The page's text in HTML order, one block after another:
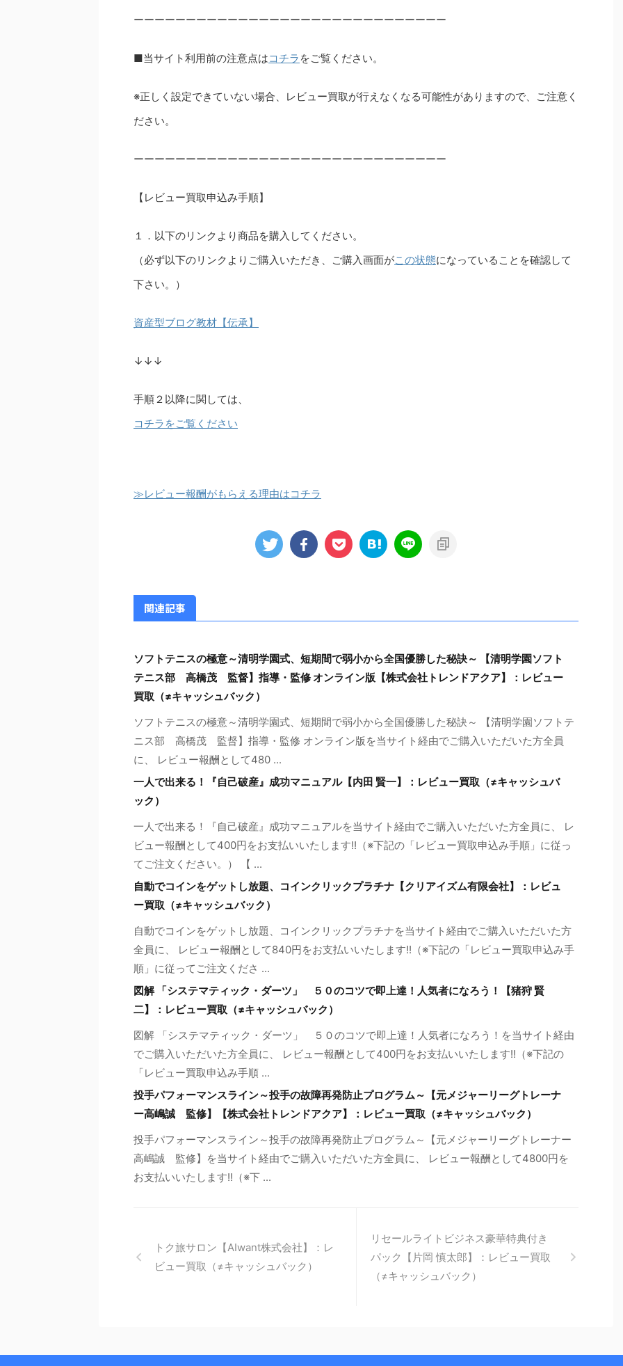
ーーーーーーーーーーーーーーーーーーーーーーーーーーーーーー
■当サイト利用前の注意点はコチラ をご覧ください。
※正しく設定できていない場合、レビュー買取が行えなくなる可能性がありますので、ご注意く
ださい。
ーーーーーーーーーーーーーーーーーーーーーーーーーーーーーー
【レビュー買取申込み手順】
１．以下のリンクより商品を購入してください。
（必ず以下のリンクよりご購入いただき、ご購入画面がこの状態になっていることを確認して
下さい。）
資産型ブログ教材【伝承】
↓↓↓
手順２以降に関しては、
コチラをご覧ください
≫レビュー報酬がもらえる理由はコチラ
関連記事
ソフトテニスの極意～清明学園式、短期間で弱小から全国優勝した秘訣～ 【清明学園ソフト
テニス部 高橋茂 監督】指導・監修 オンライン版【株式会社トレンドアクア】：レビュー
買取（≠キャッシュバック）
ソフトテニスの極意～清明学園式、短期間で弱小から全国優勝した秘訣～ 【清明学園ソフトテ
ニス部 高橋茂 監督】指導・監修 オンライン版を当サイト経由でご購入いただいた方全員
に、 レビュー報酬として480 ...
一人で出来る！『自己破産』成功マニュアル【内田 賢一】：レビュー買取（≠キャッシュバ
ック）
一人で出来る！『自己破産』成功マニュアルを当サイト経由でご購入いただいた方全員に、 レ
ビュー報酬として400円をお支払いいたします!!（※下記の「レビュー買取申込み手順」に従っ
てご注文ください。） 【 ...
自動でコインをゲットし放題、コインクリックプラチナ【クリアイズム有限会社】：レビュ
ー買取（≠キャッシュバック）
自動でコインをゲットし放題、コインクリックプラチナを当サイト経由でご購入いただいた方
全員に、 レビュー報酬として840円をお支払いいたします!!（※下記の「レビュー買取申込み手
順」に従ってご注文くださ ...
図解 「システマティック・ダーツ」 ５０のコツで即上達！人気者になろう！【猪狩 賢
二】：レビュー買取（≠キャッシュバック）
図解 「システマティック・ダーツ」 ５０のコツで即上達！人気者になろう！を当サイト経由
でご購入いただいた方全員に、 レビュー報酬として400円をお支払いいたします!!（※下記の
「レビュー買取申込み手順 ...
投手パフォーマンスライン～投手の故障再発防止プログラム～【元メジャーリーグトレーナ
ー高嶋誠 監修】【株式会社トレンドアクア】：レビュー買取（≠キャッシュバック）
投手パフォーマンスライン～投手の故障再発防止プログラム～【元メジャーリーグトレーナー
高嶋誠 監修】を当サイト経由でご購入いただいた方全員に、 レビュー報酬として4800円を
お支払いいたします!!（※下 ...
トク旅サロン【AIwant株式会社】：レ
ビュー買取（≠キャッシュバック）
リセールライトビジネス豪華特典付き
パック【片岡 慎太郎】：レビュー買取
（≠キャッシュバック）